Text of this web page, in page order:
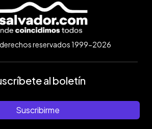
reservados 1999-2026
al boletín
Suscribirme